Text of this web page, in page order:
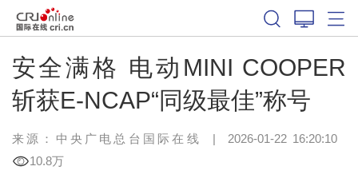
安全满格 电动MINI COOPER
斩获E-NCAP“同级最佳”称号
来源：中央广电总台国际在线 | 2026-01-22 16:20:10
10.8万